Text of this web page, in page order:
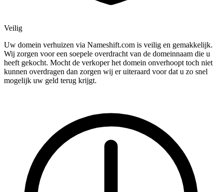
Veilig
Uw domein verhuizen via Nameshift.com is veilig en gemakkelijk.
Wij zorgen voor een soepele overdracht van de domeinnaam die u
heeft gekocht. Mocht de verkoper het domein onverhoopt toch niet
kunnen overdragen dan zorgen wij er uiteraard voor dat u zo snel
mogelijk uw geld terug krijgt.